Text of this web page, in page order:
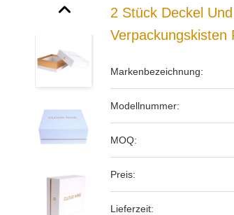
2 Stück Deckel
Verpackungskisten
Markenbezeichnung:
Modellnummer:
MOQ:
Preis:
Lieferzeit: